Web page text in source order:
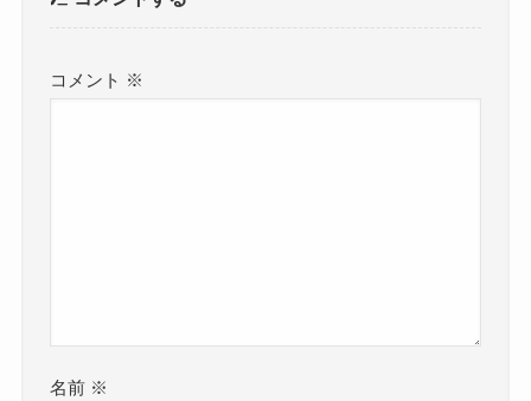
コメント ※
名前 ※